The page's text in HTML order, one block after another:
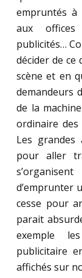
empruntés
aux offices
publicités…
décider de ce
scène et en
demandeurs
de la
ordinaire des
Les grandes
pour aller
d’emprunter
cesse pour
parait
exemple
publicitaire
affichés sur